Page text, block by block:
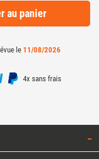
au panier
le 11/08/2026
4x sans frais